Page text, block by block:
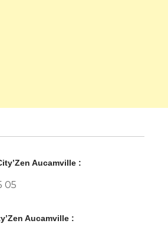
Aucamville :
05
Aucamville :